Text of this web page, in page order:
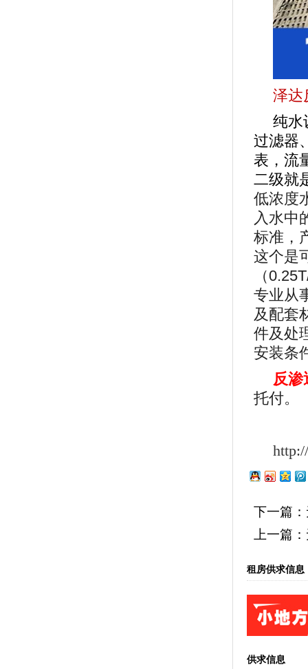
泽达
纯水
过滤器
表，流
二级就
低浓度
入水中
标准，
这个是
（
专业从
及配套
件及处
安装条
反渗
托付。
下一篇
上一篇
租房供求信息
供求信息